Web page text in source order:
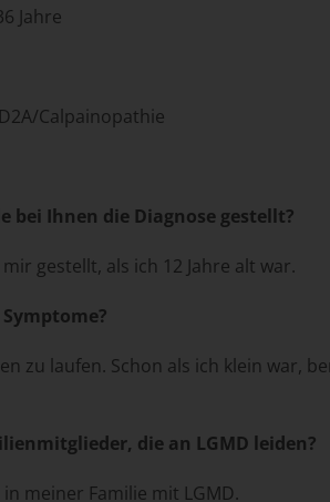
Jahre
Calpainopathie
bei Ihnen die Diagnose gestellt?
gestellt, als ich 12 Jahre alt war.
zu laufen. Schon als ich klein war,
die an LGMD leiden?
meiner Familie mit LGMD.